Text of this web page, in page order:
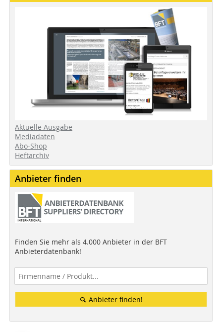
Aktuelle Ausgabe
Mediadaten
Abo-Shop
Heftarchiv
Anbieter finden
Finden Sie mehr als 4.000 Anbieter in der BFT
Anbieterdatenbank!
Anbieter finden!